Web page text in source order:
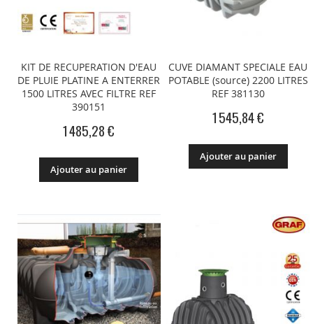
KIT DE RECUPERATION D'EAU
DE PLUIE PLATINE A ENTERRER
1500 LITRES AVEC FILTRE REF
390151
1 485,28 €
Ajouter au panier
CUVE DIAMANT SPECIALE EAU
POTABLE (source) 2200 LITRES
REF 381130
1 545,84 €
Ajouter au panier